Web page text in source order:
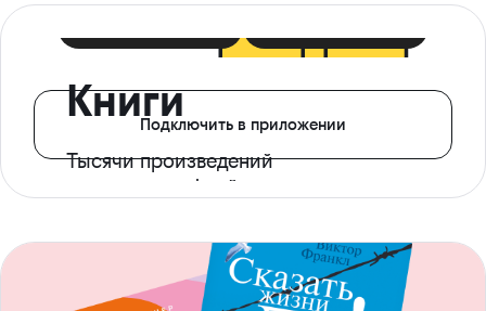
Книги
Тысячи произведений
с доступом офлайн
Подключить в приложении